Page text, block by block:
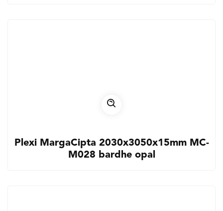
Plexi MargaCipta 2030x3050x15mm MC-
M028 bardhe opal